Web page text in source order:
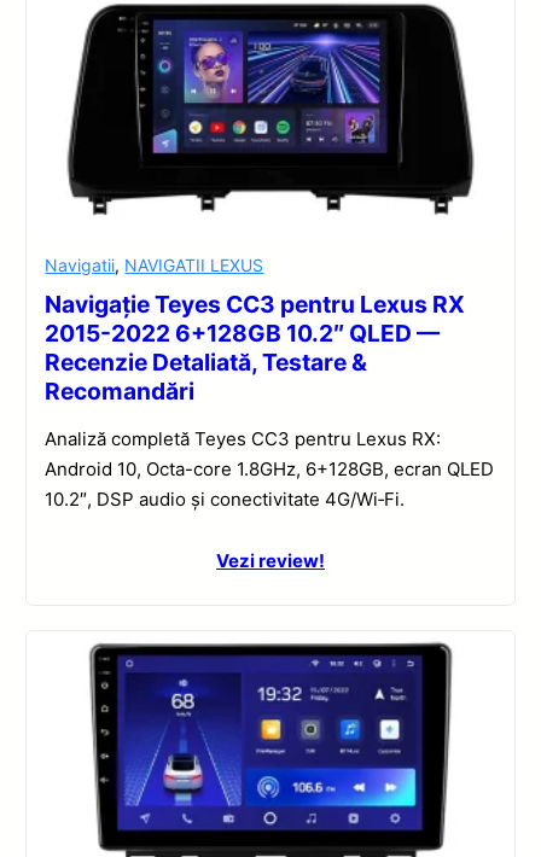
Navigatii, NAVIGATII LEXUS
Navigație Teyes CC3 pentru Lexus RX
2015-2022 6+128GB 10.2″ QLED —
Recenzie Detaliată, Testare &
Recomandări
Analiză completă Teyes CC3 pentru Lexus RX:
Android 10, Octa-core 1.8GHz, 6+128GB, ecran QLED
10.2″, DSP audio și conectivitate 4G/Wi‑Fi.
Vezi review!